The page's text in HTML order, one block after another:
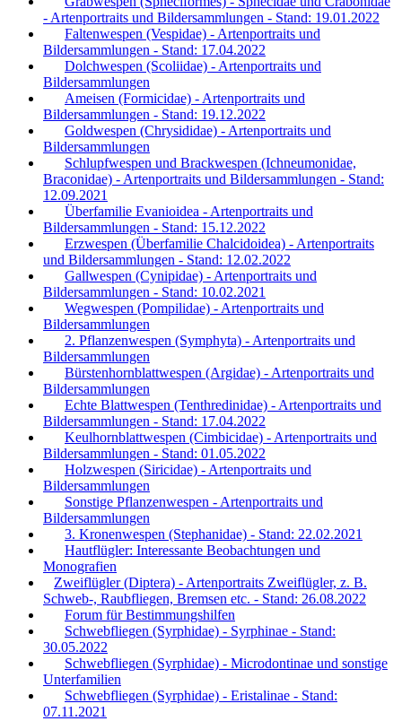
- Artenportraits und Bildersammlungen - Stand: 19.01.2022
Faltenwespen (Vespidae) - Artenportraits und
Bildersammlungen - Stand: 17.04.2022
Dolchwespen (Scoliidae) - Artenportraits und
Bildersammlungen
Ameisen (Formicidae) - Artenportraits und
Bildersammlungen - Stand: 19.12.2022
Goldwespen (Chrysididae) - Artenportraits und
Bildersammlungen
Schlupfwespen und Brackwespen (Ichneumonidae,
Braconidae) - Artenportraits und Bildersammlungen - Stand:
12.09.2021
Überfamilie Evanioidea - Artenportraits und
Bildersammlungen - Stand: 15.12.2022
Erzwespen (Überfamilie Chalcidoidea) - Artenportraits
und Bildersammlungen - Stand: 12.02.2022
Gallwespen (Cynipidae) - Artenportraits und
Bildersammlungen - Stand: 10.02.2021
Wegwespen (Pompilidae) - Artenportraits und
Bildersammlungen
2. Pflanzenwespen (Symphyta) - Artenportraits und
Bildersammlungen
Bürstenhornblattwespen (Argidae) - Artenportraits und
Bildersammlungen
Echte Blattwespen (Tenthredinidae) - Artenportraits und
Bildersammlungen - Stand: 17.04.2022
Keulhornblattwespen (Cimbicidae) - Artenportraits und
Bildersammlungen - Stand: 01.05.2022
Holzwespen (Siricidae) - Artenportraits und
Bildersammlungen
Sonstige Pflanzenwespen - Artenportraits und
Bildersammlungen
3. Kronenwespen (Stephanidae) - Stand: 22.02.2021
Hautflügler: Interessante Beobachtungen und
Monografien
Zweiflügler (Diptera) - Artenportraits Zweiflügler, z. B.
Schweb-, Raubfliegen, Bremsen etc. - Stand: 26.08.2022
Forum für Bestimmungshilfen
Schwebfliegen (Syrphidae) - Syrphinae - Stand:
30.05.2022
Schwebfliegen (Syrphidae) - Microdontinae und sonstige
Unterfamilien
Schwebfliegen (Syrphidae) - Eristalinae - Stand:
07.11.2021